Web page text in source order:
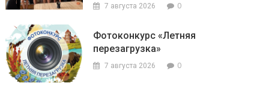
7 августа 2026 0
Фотоконкурс «Летняя
перезагрузка»
7 августа 2026 0